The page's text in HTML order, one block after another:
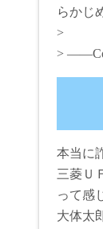
らかじ
>
>
本当に
三菱Ｕ
って感
大体太